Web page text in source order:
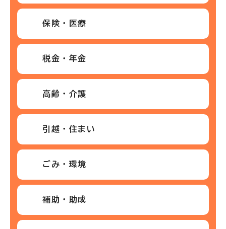
保険・医療
税金・年金
高齢・介護
引越・住まい
ごみ・環境
補助・助成